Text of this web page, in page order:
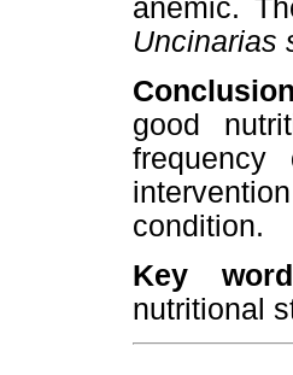
anemic.
Uncinarias
good
condition.
Key
nutritional